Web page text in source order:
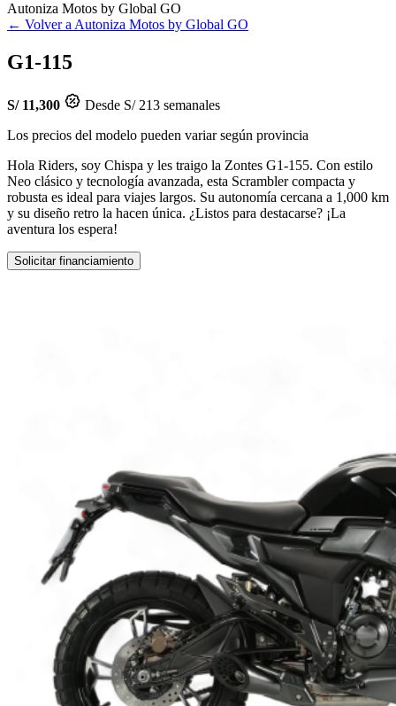
Autoniza Motos by Global GO
← Volver a Autoniza Motos by Global GO
G1-115
S/ 11,300
Desde S/ 213 semanales
Los precios del modelo pueden variar según provincia
Hola Riders, soy Chispa y les traigo la Zontes G1-155. Con estilo
Neo clásico y tecnología avanzada, esta Scrambler compacta y
robusta es ideal para viajes largos. Su autonomía cercana a 1,000 km
y su diseño retro la hacen única. ¿Listos para destacarse? ¡La
aventura los espera!
Solicitar financiamiento